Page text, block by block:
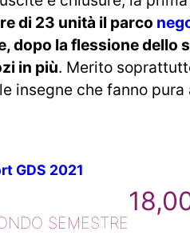
di 23 unità il parco
dopo la flessione dello
in più. Merito
insegne che fanno
GDS 2021
SEMESTRE